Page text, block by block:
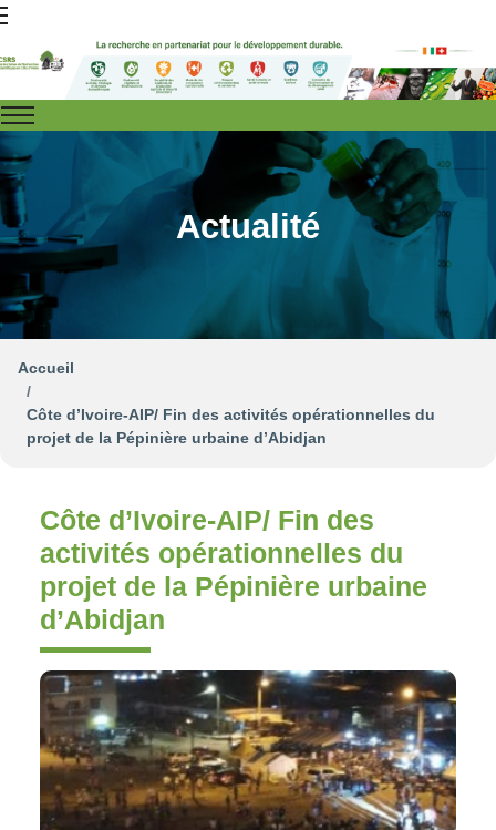
Actualité
Accueil
Côte d’Ivoire-AIP/ Fin des activités opérationnelles du
projet de la Pépinière urbaine d’Abidjan
Côte d’Ivoire-AIP/ Fin des
activités opérationnelles du
projet de la Pépinière urbaine
d’Abidjan